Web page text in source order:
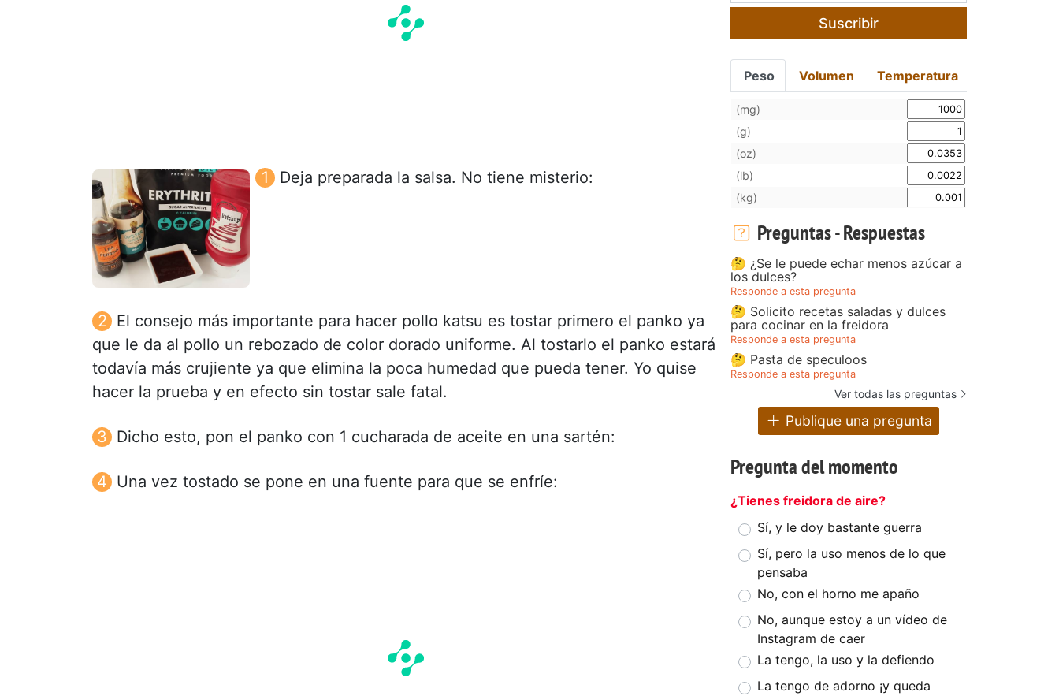
Deja preparada la salsa. No tiene misterio:
El consejo más importante para hacer pollo katsu es tostar primero el panko ya
que le da al pollo un rebozado de color dorado uniforme. Al tostarlo el panko estará
todavía más crujiente ya que elimina la poca humedad que pueda tener. Yo quise
hacer la prueba y en efecto sin tostar sale fatal.
Dicho esto, pon el panko con 1 cucharada de aceite en una sartén:
Una vez tostado se pone en una fuente para que se enfríe:
Suscribir
Peso Volumen Temperatura
(mg)
(g)
(oz)
(lb)
(kg)
Preguntas - Respuestas
🤔 ¿Se le puede echar menos azúcar a
los dulces?
Responde a esta pregunta
🤔 Solicito recetas saladas y dulces
para cocinar en la freidora
Responde a esta pregunta
🤔 Pasta de speculoos
Responde a esta pregunta
Ver todas las preguntas
Publique una pregunta
Pregunta del momento
¿Tienes freidora de aire?
Sí, y le doy bastante guerra
Sí, pero la uso menos de lo que
pensaba
No, con el horno me apaño
No, aunque estoy a un vídeo de
Instagram de caer
La tengo, la uso y la defiendo
La tengo de adorno ¡y queda